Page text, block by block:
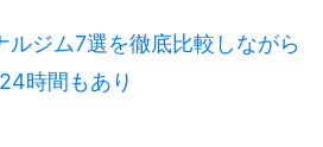
ルジム7選を徹底比較しながら
時間もあり